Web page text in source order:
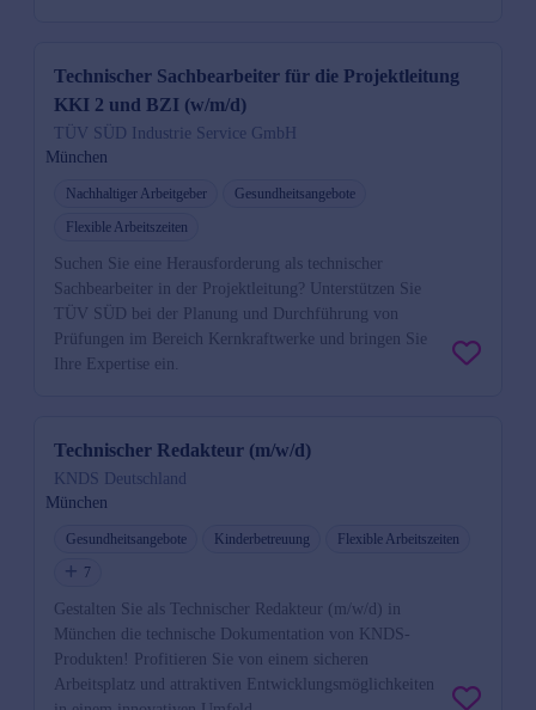
Technischer Sachbearbeiter für die Projektleitung
KKI 2 und BZI (w/m/d)
TÜV SÜD Industrie Service GmbH
München
Nachhaltiger Arbeitgeber
Gesundheitsangebote
Flexible Arbeitszeiten
Suchen Sie eine Herausforderung als technischer
Sachbearbeiter in der Projektleitung? Unterstützen Sie
TÜV SÜD bei der Planung und Durchführung von
Prüfungen im Bereich Kernkraftwerke und bringen Sie
Ihre Expertise ein.
Technischer Redakteur (m/w/d)
KNDS Deutschland
München
Gesundheitsangebote Kinderbetreuung
Flexible Arbeitszeiten
7
Gestalten Sie als Technischer Redakteur (m/w/d) in
München die technische Dokumentation von KNDS-
Produkten! Profitieren Sie von einem sicheren
Arbeitsplatz und attraktiven Entwicklungsmöglichkeiten